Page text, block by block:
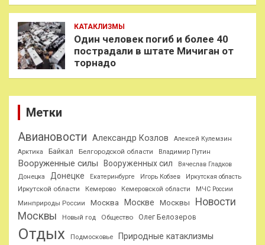
КАТАКЛИЗМЫ
Один человек погиб и более 40
пострадали в штате Мичиган от
торнадо
Метки
Авиановости Александр Козлов
Алексей Кулемзин
Арктика
Байкал Белгородской области Владимир Путин
Вооруженные силы Вооруженных сил
Вячеслав Гладков
Донецка
Донецке Екатеринбурге Игорь Кобзев Иркутская область
Иркутской области Кемерово Кемеровской области
МЧС России
Минприроды России
Москва Москве Москвы
Новости
Москвы
Новый год Общество Олег Белозеров
Отдых Подмосковье Природные катаклизмы